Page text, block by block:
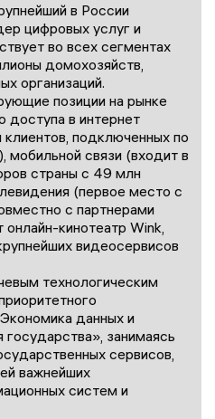
в России
цифровых услуг и
во всех сегментах
домохозяйств,
организаций.
позиции на рынке
доступа в интернет
подключенных по
мобильной связи (входит в
страны с 49 млн
(первое место с
с партнерами
кинотеатр Wink,
видеосервисов
технологическим
данных и
занимаясь
сервисов,
важнейших
систем и